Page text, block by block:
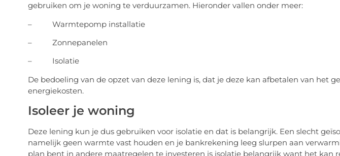
gebruiken om je woning te verduurzamen. Hieronder vallen onder meer:
– Warmtepomp installatie
– Zonnepanelen
– Isolatie
De bedoeling van de opzet van deze lening is, dat je deze kan afbetalen van het
energiekosten.
Isoleer je woning
Deze lening kun je dus gebruiken voor isolatie en dat is belangrijk. Een slecht
namelijk geen warmte vast houden en je bankrekening leeg slurpen aan
plan bent in andere maatregelen te investeren is isolatie belangrijk want het kan